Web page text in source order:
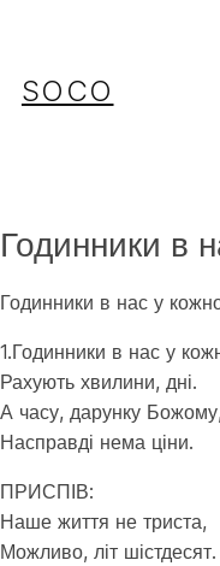
SOCO
Годинники в
Годинники в нас у
1.Годинники в нас у
Рахують хвилини, дні.
А часу, дарунку
Насправді нема ціни.
ПРИСПІВ:
Наше життя не триста,
Можливо, літ шістдесят.